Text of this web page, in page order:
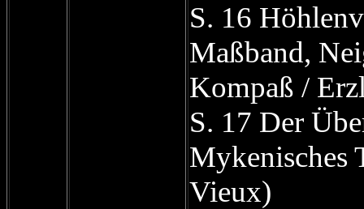
S. 16
Maßband,
Kompaß /
S. 17 Der
Mykenisches
Vieux)